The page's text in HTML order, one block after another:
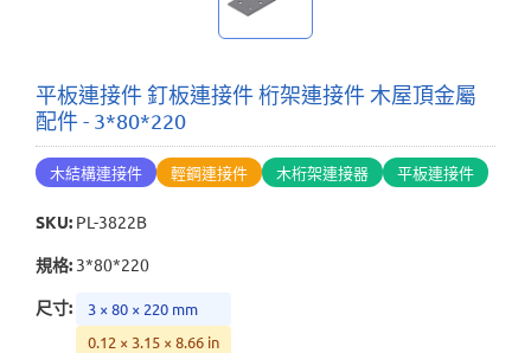
平板連接件 釘板連接件 桁架連接件 木屋頂金屬
配件 - 3*80*220
木結構連接件 輕鋼連接件 木桁架連接器 平板連接件
SKU: PL-3822B
規格: 3*80*220
尺寸:
3 × 80 × 220 mm
0.12 × 3.15 × 8.66 in